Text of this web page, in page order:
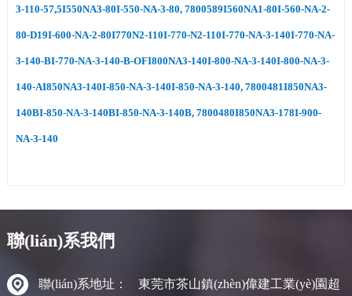
3-110-57,5I550NA3-80I-550-NA-3-80, 7800589I560NA1-80I-560-NA-2-
80-D19I-600-NA-2-80I770N2-110I-770-N2-110I-770-NA-3-140I-770-NA-
3-140-BI-770-NA-3-140-B-OFI800NA3-140I-800-NA-3-140I-800-NA-3-
140-AI850NA3-140I-850-NA-3-140I-850-NA-3-140, 7800481I850NA3-
140BI-850-NA-3-140BI-850-NA-3-140B, 7800480I850NA3-178I-900-
NA-3-140
聯(lián)系我們
聯(lián)系地址： 東莞市茶山鎮(zhèn)偉建工業(yè)園超